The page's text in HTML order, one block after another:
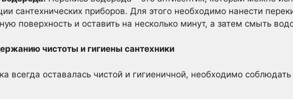
сантехнических приборов. Для этого необходимо нанести
поверхность и оставить на несколько минут, а затем смыть
чистоты и гигиены сантехники
всегда оставалась чистой и гигиеничной, необходимо